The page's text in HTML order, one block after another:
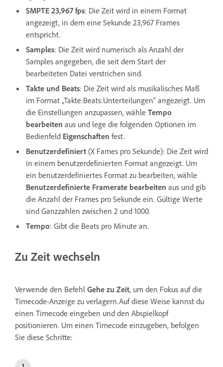
SMPTE 23,967 fps: Die Zeit wird in einem Format
angezeigt, in dem eine Sekunde 23,967 Frames
entspricht.
Samples: Die Zeit wird numerisch als Anzahl der
Samples angegeben, die seit dem Start der
bearbeiteten Datei verstrichen sind.
Takte und Beats: Die Zeit wird als musikalisches Maß
im Format „Takte:Beats:Unterteilungen“ angezeigt. Um
die Einstellungen anzupassen, wähle Tempo
bearbeiten aus und lege die folgenden Optionen im
Bedienfeld Eigenschaften fest.
Benutzerdefiniert (X Fames pro Sekunde): Die Zeit wird
in einem benutzerdefinierten Format angezeigt. Um
ein benutzerdefiniertes Format zu bearbeiten, wähle
Benutzerdefinierte Framerate bearbeiten aus und gib
die Anzahl der Frames pro Sekunde ein. Gültige Werte
sind Ganzzahlen zwischen 2 und 1000.
Tempo: Gibt die Beats pro Minute an.
Zu Zeit wechseln
Verwende den Befehl Gehe zu Zeit, um den Fokus auf die
Timecode-Anzeige zu verlagern.Auf diese Weise kannst du
einen Timecode eingeben und den Abspielkopf
positionieren. Um einen Timecode einzugeben, befolgen
Sie diese Schritte: